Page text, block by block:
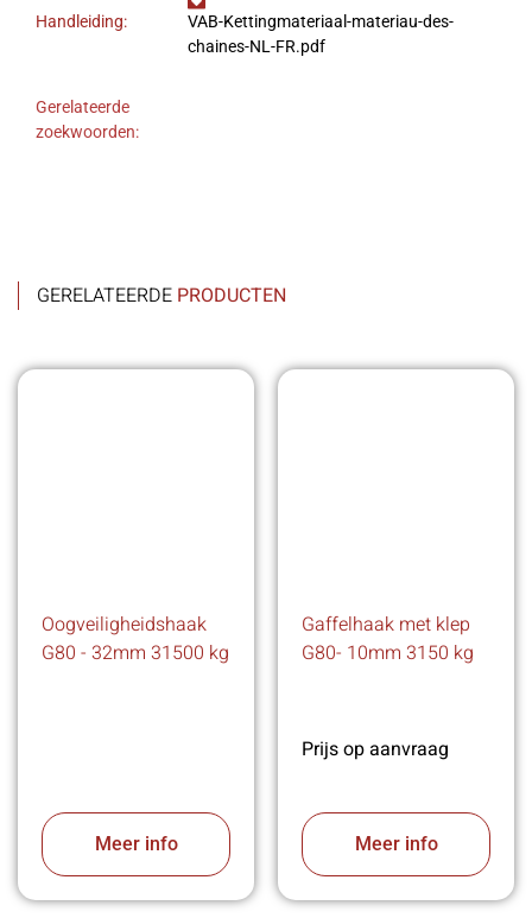
Handleiding:
VAB-Kettingmateriaal-materiau-des-
chaines-NL-FR.pdf
Gerelateerde
zoekwoorden:
GERELATEERDE PRODUCTEN
Oogveiligheidshaak
G80 - 32mm 31500 kg
Meer info
Gaffelhaak met klep
G80- 10mm 3150 kg
Prijs op aanvraag
Meer info